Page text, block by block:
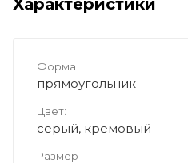
Форма
прямоугольник
Цвет:
серый, кремовый
Размер